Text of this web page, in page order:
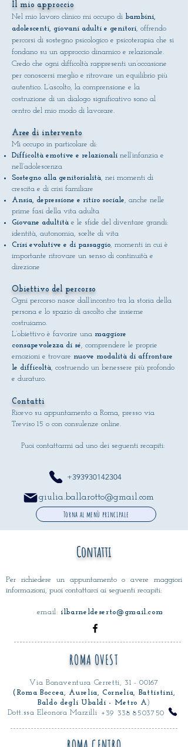
Il mio approccio
Nel mio lavoro clinico mi occupo di bambini,
adolescenti, giovani adulti e genitori, offrendo
percorsi di sostegno psicologico e psicoterapia che si
fondano su un approccio dinamico e relazionale.
Credo che ogni difficoltà rappresenti un’occasione
per conoscersi meglio e ritrovare un equilibrio più
autentico. L’ascolto, la comprensione e la
costruzione di un dialogo significativo sono al
centro del mio modo di lavorare.
Aree di intervento
Mi occupo in particolare di:
Difficoltà emotive e relazionali nell’infanzia e
nell’adolescenza
Sostegno alla genitorialità, nei momenti di
crescita e di crisi familiare
Ansia, depressione e ritiro sociale, anche nelle
prime fasi della vita adulta
Giovane adultità e le sfide del diventare grandi:
identità, autonomia, scelte di vita
Crisi evolutive e di passaggio, momenti in cui è
importante ritrovare un senso di continuità e
direzione
Obiettivo del percorso
Ogni percorso nasce dall’incontro tra la storia della
persona e lo spazio di ascolto che insieme
costruiamo.
L’obiettivo è favorire una maggiore
consapevolezza di sé, comprendere le proprie
emozioni e trovare nuove modalità di affrontare
le difficoltà, costruendo un benessere più profondo
e duraturo.
Contatti
Ricevo su appuntamento a Roma, presso via
Treviso 15 o con consulenze online.
Puoi contattarmi ad uno dei seguenti recapiti:
+393930142304
giulia.ballarotto@gmail.com
Torna al menù principale
Contatti
Per richiedere un appuntamento o avere maggiori
informazioni, puoi contattarci ai seguenti recapiti:
email: ilbarneldeserto@gmail.com
ROMA OVEST
Via Bonaventura Cerretti, 31 - 00167
(Roma Boccea, Aurelia, Cornelia, Battistini,
Baldo degli Ubaldi - Metro A)
Dott.ssa Eleonora Marzilli
+39 338 8503750